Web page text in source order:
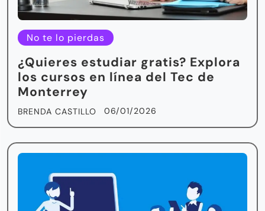
No te lo pierdas
¿Quieres estudiar gratis? Explora
los cursos en línea del Tec de
Monterrey
BRENDA CASTILLO 06/01/2026